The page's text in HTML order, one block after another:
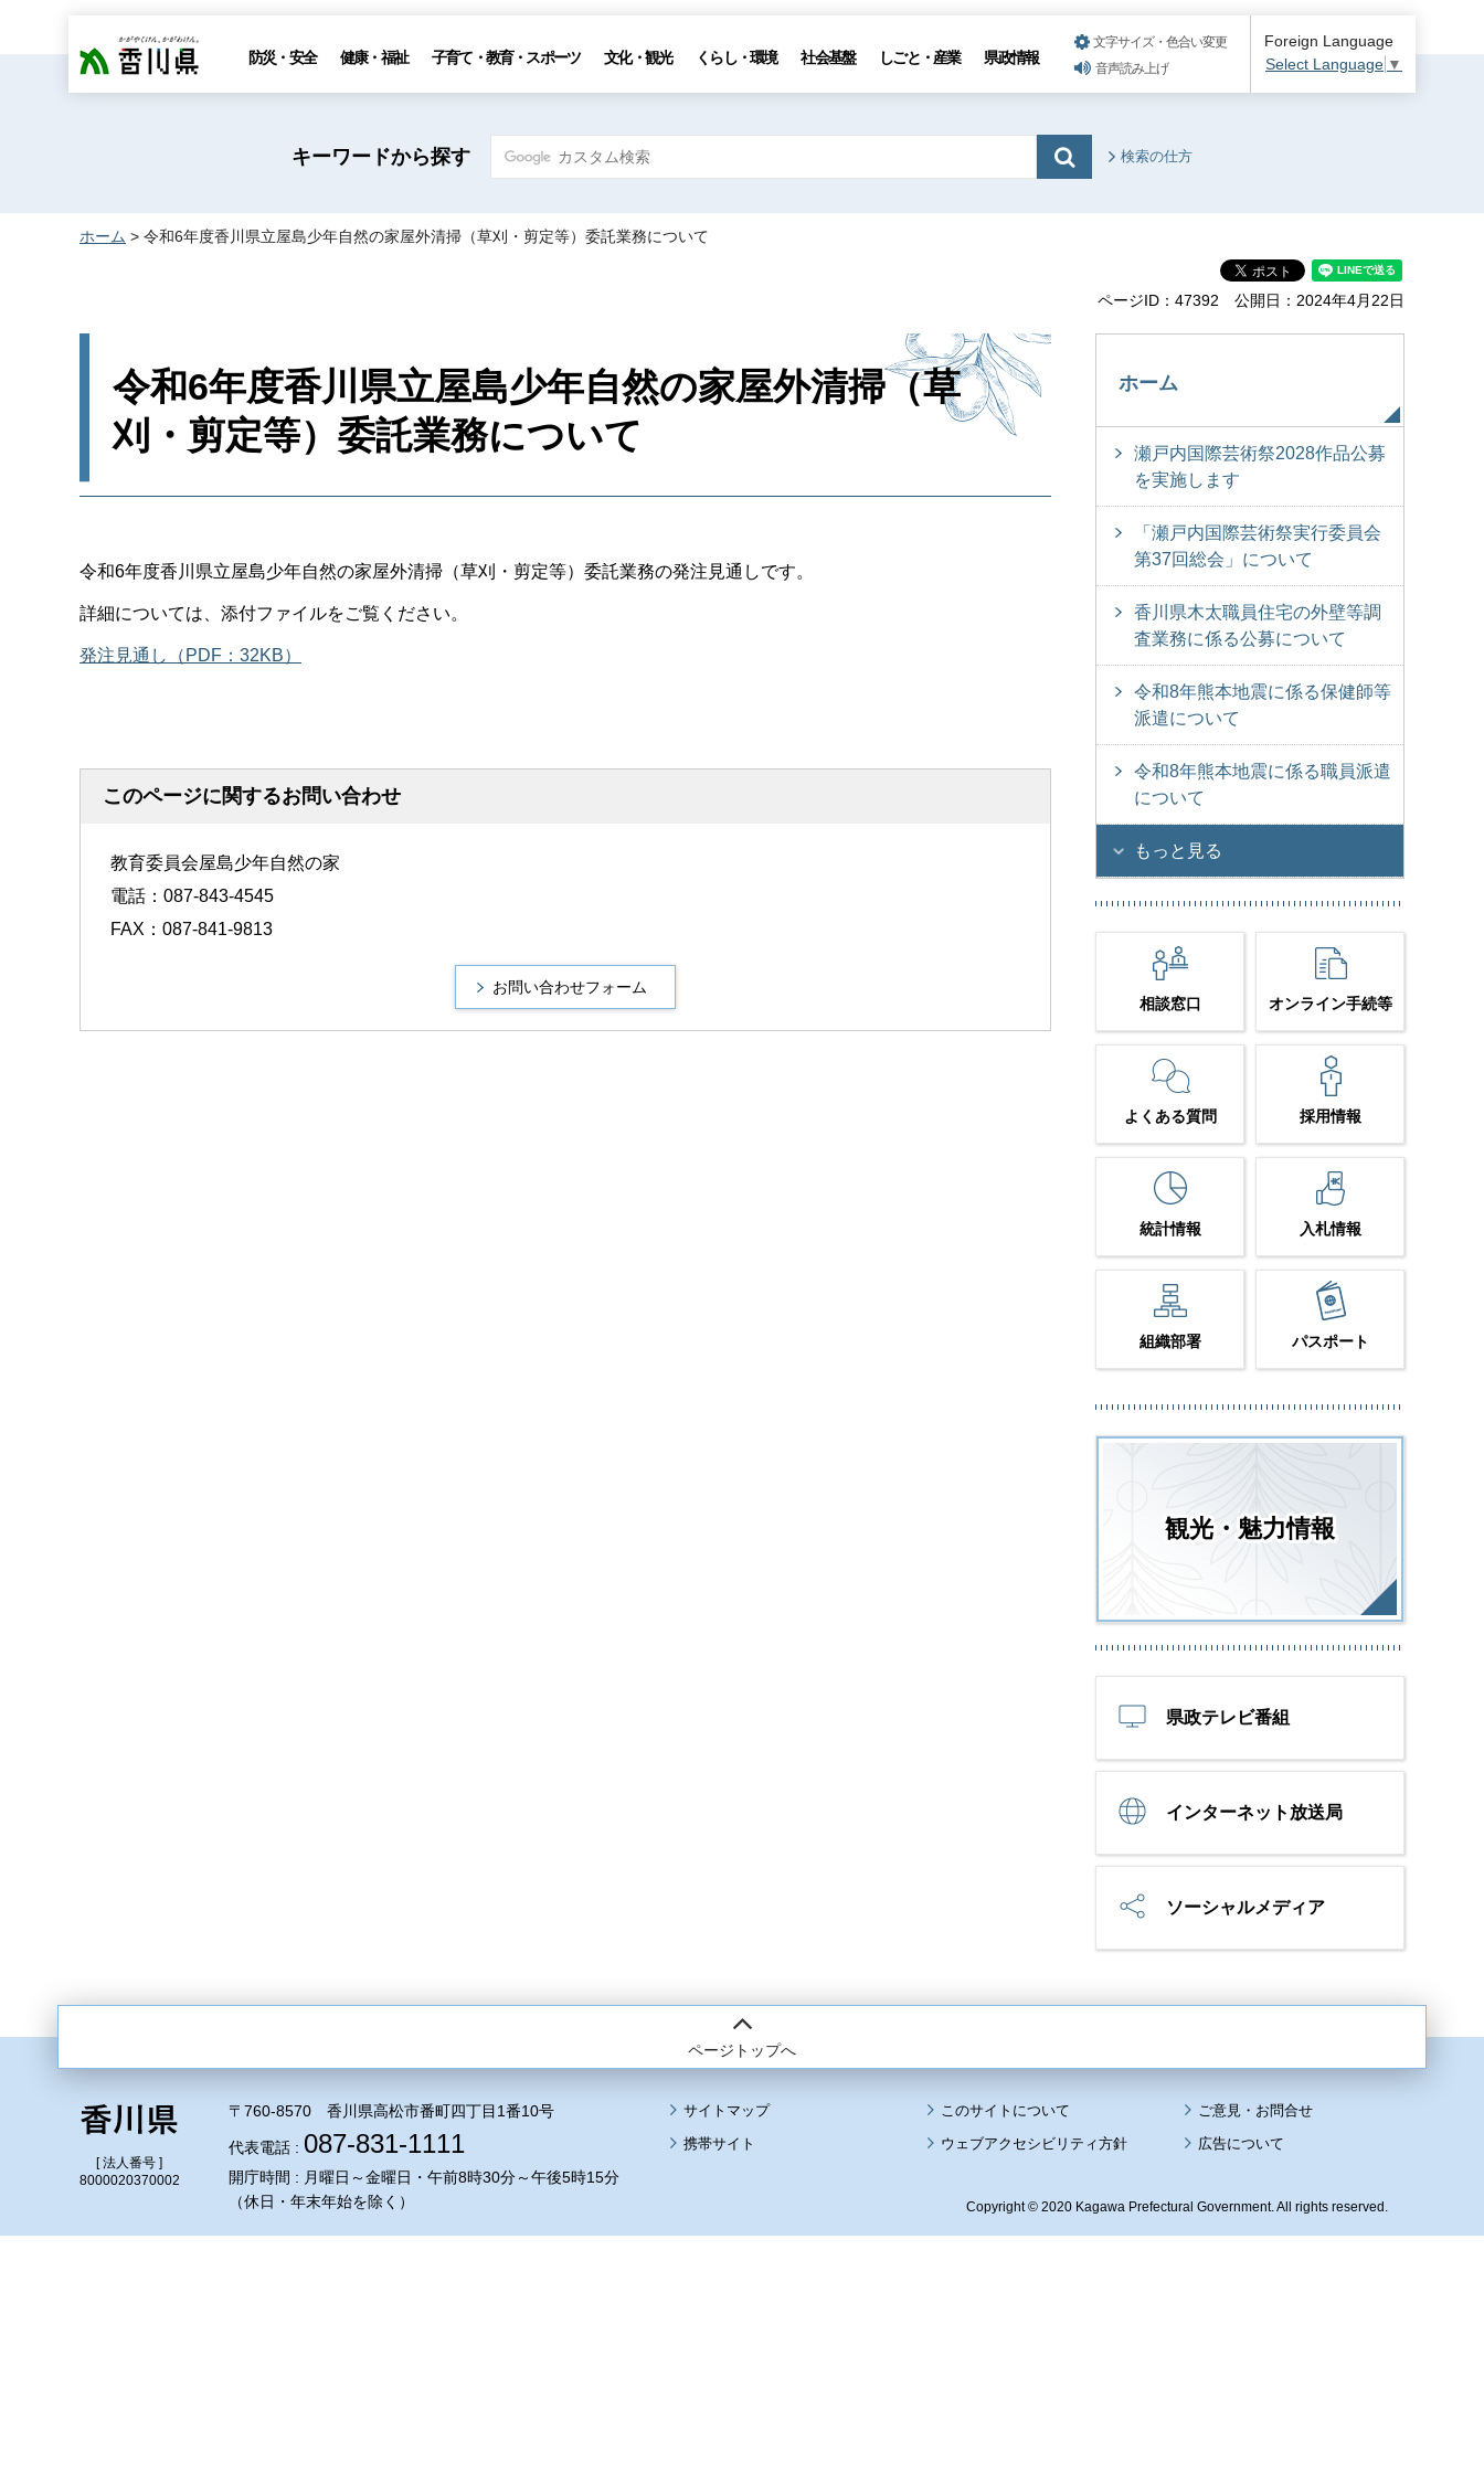
香川県 防災・安全 健康・福祉 子育て・教育・スポーツ 文化・観光 くらし・環境 社会基盤 しごと・産業 県政情報
文字サイズ・色合い変更
音声読み上げ
Foreign Language
Select Language ▼
キーワードから探す 検索の仕方
ホーム > 令和6年度香川県立屋島少年自然の家屋外清掃（草刈・剪定等）委託業務について
ページID：47392 公開日：2024年4月22日
令和6年度香川県立屋島少年自然の家屋外清掃（草
刈・剪定等）委託業務について
令和6年度香川県立屋島少年自然の家屋外清掃（草刈・剪定等）委託業務の発注見通しです。
詳細については、添付ファイルをご覧ください。
発注見通し（PDF：32KB）
このページに関するお問い合わせ
教育委員会屋島少年自然の家
電話：087-843-4545
FAX：087-841-9813
ホーム
瀬戸内国際芸術祭2028作品公募
を実施します
「瀬戸内国際芸術祭実行委員会
第37回総会」について
香川県木太職員住宅の外壁等調
査業務に係る公募について
令和8年熊本地震に係る保健師等
派遣について
令和8年熊本地震に係る職員派遣
について
もっと見る
相談窓口 オンライン手続等
よくある質問 採用情報
統計情報 入札情報
組織部署 パスポート
観光・魅力情報
県政テレビ番組
インターネット放送局
ソーシャルメディア
ページトップへ
[ 法人番号 ]
8000020370002
〒760-8570 香川県高松市番町四丁目1番10号
代表電話 : 087-831-1111
開庁時間 : 月曜日～金曜日・午前8時30分～午後5時15分
（休日・年末年始を除く）
サイトマップ
このサイトについて
携帯サイト
ウェブアクセシビリティ方針 広告について
Copyright © 2020 Kagawa Prefectural Government. All rights reserved.